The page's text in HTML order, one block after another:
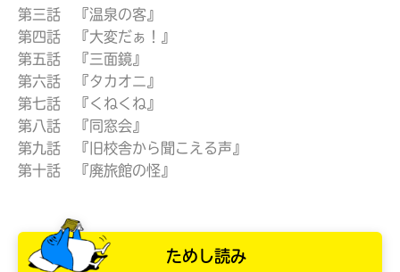
キミノラジオ配信中！
いろんな動画が
第三話 『温泉の客』
第四話 『大変だぁ！』
第五話 『三面鏡』
第六話 『タカオニ』
第七話 『くねくね』
第八話 『同窓会』
第九話 『旧校舎から聞こえる声』
第十話 『廃旅館の怪』
ためし読み